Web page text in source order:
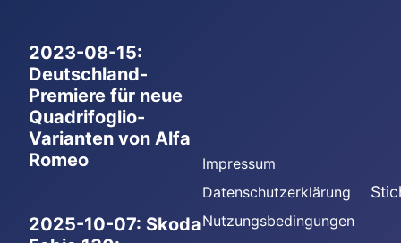
2023-08-15:
Deutschland-
Premiere für neue
Quadrifoglio-
Varianten von Alfa
Romeo
2025-10-07: Skoda
Impressum
Datenschutzerklärung
Nutzungsbedingungen